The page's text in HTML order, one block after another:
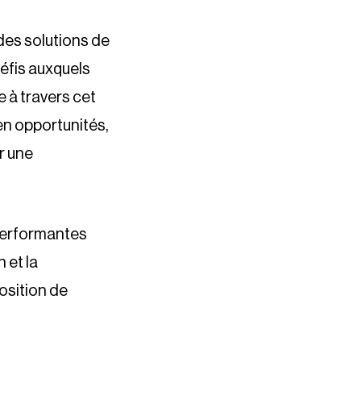
solutions de
auxquels
à travers cet
opportunités,
une
et la
de